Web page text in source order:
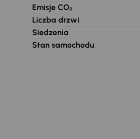
Emisje CO₂
Liczba drzwi
Siedzenia
Stan samochodu